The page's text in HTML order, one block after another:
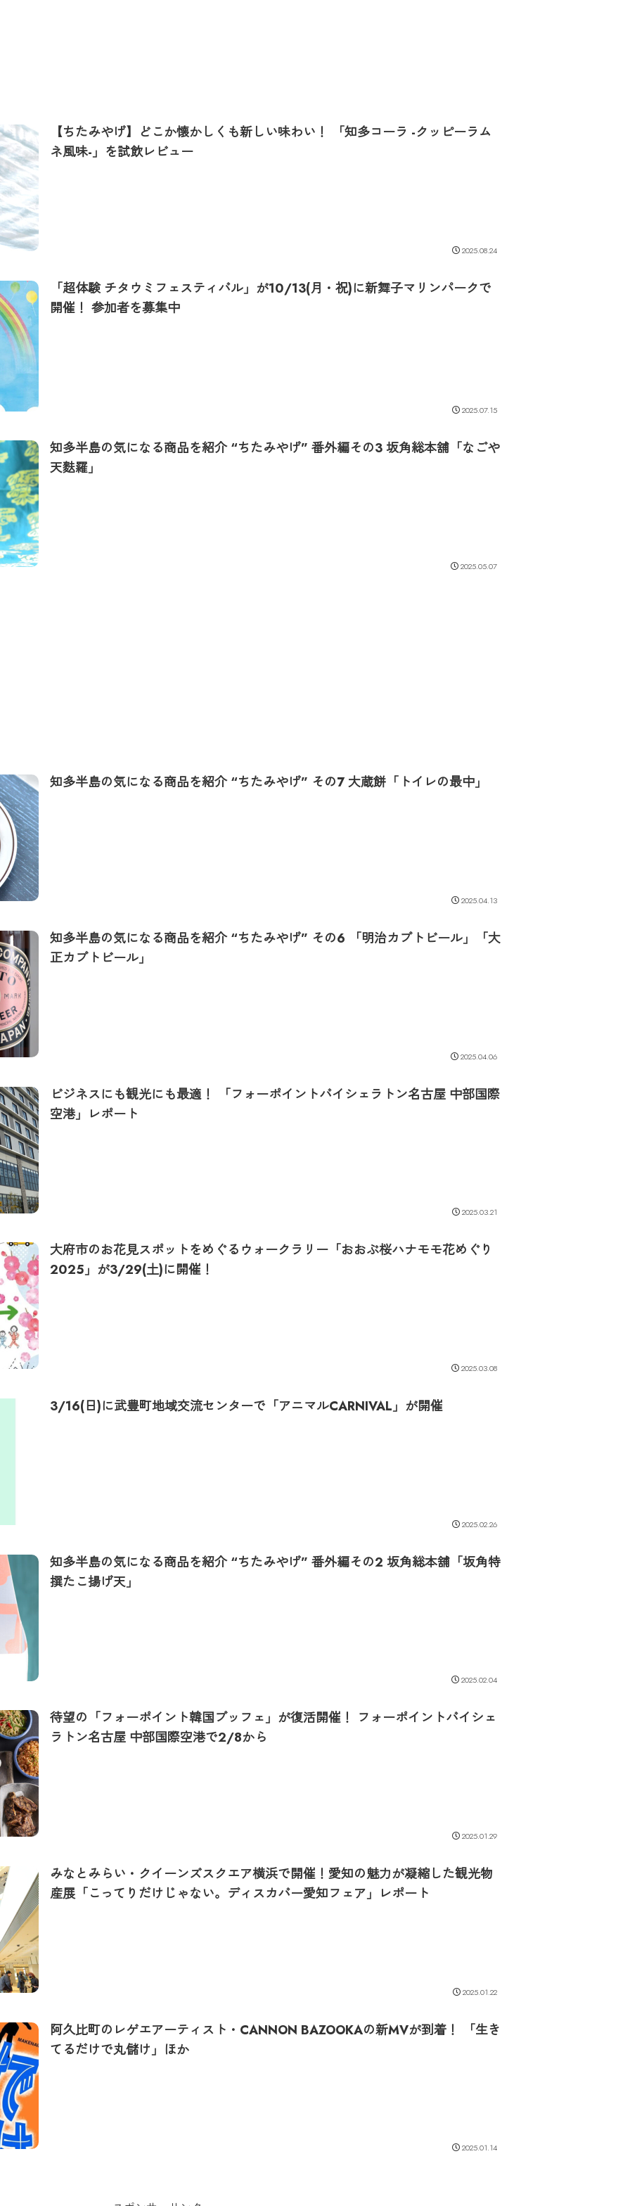
【ちたみやげ】どこか懐かしくも新しい味わい！ 「知多コーラ -クッピーラム
ネ風味-」を試飲レビュー
2025.08.24
「超体験 チタウミフェスティバル」が10/13(月・祝)に新舞子マリンパークで
開催！ 参加者を募集中
2025.07.15
知多半島の気になる商品を紹介 “ちたみやげ” 番外編その3 坂角総本舖「なごや
天麩羅」
2025.05.07
知多半島の気になる商品を紹介 “ちたみやげ” その7 大蔵餅「トイレの最中」
2025.04.13
知多半島の気になる商品を紹介 “ちたみやげ” その6 「明治カブトビール」「大
正カブトビール」
2025.04.06
ビジネスにも観光にも最適！ 「フォーポイントバイシェラトン名古屋 中部国際
空港」レポート
2025.03.21
大府市のお花見スポットをめぐるウォークラリー「おおぶ桜ハナモモ花めぐり
2025」が3/29(土)に開催！
2025.03.08
3/16(日)に武豊町地域交流センターで「アニマルCARNIVAL」が開催
2025.02.26
知多半島の気になる商品を紹介 “ちたみやげ” 番外編その2 坂角総本舖「坂角特
撰たこ揚げ天」
2025.02.04
待望の「フォーポイント韓国ブッフェ」が復活開催！ フォーポイントバイシェ
ラトン名古屋 中部国際空港で2/8から
2025.01.29
みなとみらい・クイーンズスクエア横浜で開催！愛知の魅力が凝縮した観光物
産展「こってりだけじゃない。ディスカバー愛知フェア」レポート
2025.01.22
阿久比町のレゲエアーティスト・CANNON BAZOOKAの新MVが到着！ 「生き
てるだけで丸儲け」ほか
2025.01.14